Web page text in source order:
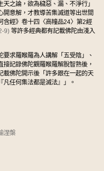
之論，欲為穢惡、漏、不淨行」
開意解，才教導苦集滅道等出世間
含經》卷十四〈高幢品24〉第2經
9) 等許多經典都有記載佛陀由淺入
求羅睺羅為人講解「五受陰」、
接記錄佛陀觀羅睺羅解脫智熟後，
載佛陀開示後「許多跟在一起的天
任何集法都是滅法』」。
涅槃